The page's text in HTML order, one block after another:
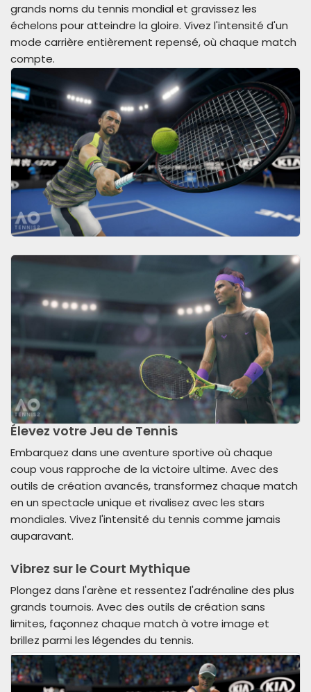
grands noms du tennis mondial et gravissez les
échelons pour atteindre la gloire. Vivez l'intensité d'un
mode carrière entièrement repensé, où chaque match
compte.
Élevez votre Jeu de Tennis
Embarquez dans une aventure sportive où chaque
coup vous rapproche de la victoire ultime. Avec des
outils de création avancés, transformez chaque match
en un spectacle unique et rivalisez avec les stars
mondiales. Vivez l'intensité du tennis comme jamais
auparavant.
Vibrez sur le Court Mythique
Plongez dans l'arène et ressentez l'adrénaline des plus
grands tournois. Avec des outils de création sans
limites, façonnez chaque match à votre image et
brillez parmi les légendes du tennis.